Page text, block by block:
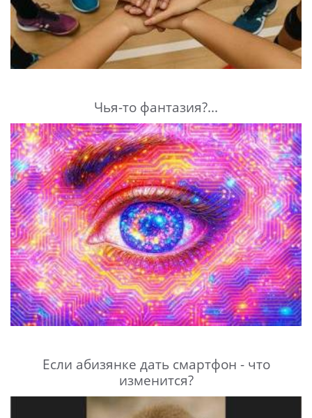
Чья-то фантазия?...
Если абизянке дать смартфон - что
изменится?